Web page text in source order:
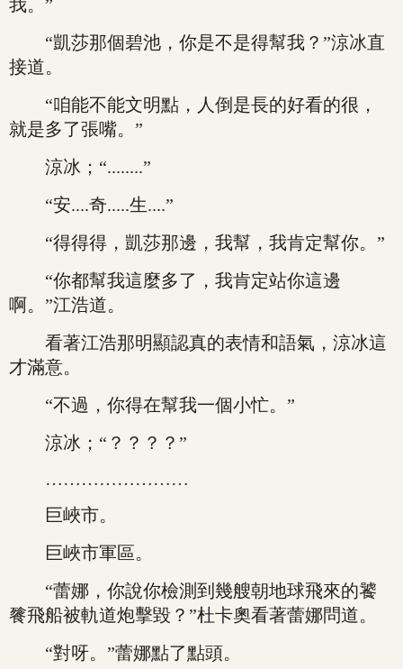
我。”
“凱莎那個碧池，你是不是得幫我？”涼冰直
接道。
“咱能不能文明點，人倒是長的好看的很，
就是多了張嘴。”
涼冰；“........”
“安....奇.....生....”
“得得得，凱莎那邊，我幫，我肯定幫你。”
“你都幫我這麼多了，我肯定站你這邊
啊。”江浩道。
看著江浩那明顯認真的表情和語氣，涼冰這
才滿意。
“不過，你得在幫我一個小忙。”
涼冰；“？？？？”
……………………
巨峽市。
巨峽市軍區。
“蕾娜，你說你檢測到幾艘朝地球飛來的饕
餮飛船被軌道炮擊毀？”杜卡奧看著蕾娜問道。
“對呀。”蕾娜點了點頭。